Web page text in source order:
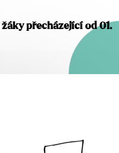
přecházející od 01.